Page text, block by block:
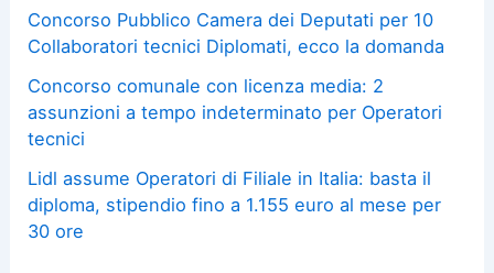
Concorso Pubblico Camera dei Deputati per 10
Collaboratori tecnici Diplomati, ecco la domanda
Concorso comunale con licenza media: 2
assunzioni a tempo indeterminato per Operatori
tecnici
Lidl assume Operatori di Filiale in Italia: basta il
diploma, stipendio fino a 1.155 euro al mese per
30 ore